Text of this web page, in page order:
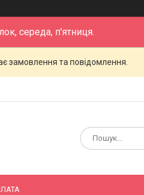
середа, п'ятниця.
замовлення та повідомлення.